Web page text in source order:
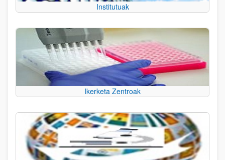
Institutuak
Ikerketa Zentroak